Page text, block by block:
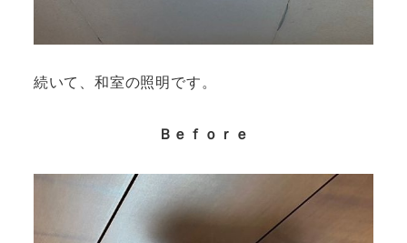
続いて、和室の照明です。
Ｂｅｆｏｒｅ